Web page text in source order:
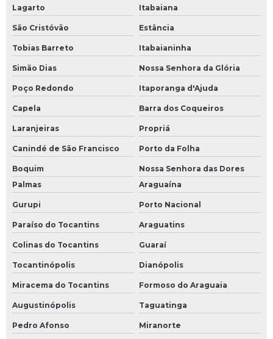
Lagarto Itabaiana
São Cristóvão Estância
Tobias Barreto Itabaianinha
Simão Dias Nossa Senhora da Glória
Poço Redondo Itaporanga d'Ajuda
Capela Barra dos Coqueiros
Laranjeiras Propriá
Canindé de São Francisco Porto da Folha
Boquim
Nossa Senhora das Dores
Palmas
Araguaína
Gurupi Porto Nacional
Paraíso do Tocantins Araguatins
Colinas do Tocantins Guaraí
Tocantinópolis Dianópolis
Miracema do Tocantins Formoso do Araguaia
Augustinópolis Taguatinga
Pedro Afonso Miranorte